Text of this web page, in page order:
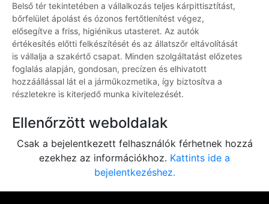
Belső tér tekintetében a vállalkozás teljes kárpittisztítást,
bőrfelület ápolást és ózonos fertőtlenítést végez,
elősegítve a friss, higiénikus utasteret. Az autók
értékesítés előtti felkészítését és az állatszőr eltávolítását
is vállalja a szakértő csapat. Minden szolgáltatást előzetes
foglalás alapján, gondosan, precízen és elhivatott
hozzáállással lát el a járműkozmetika, így biztosítva a
részletekre is kiterjedő munka kivitelezését.
Ellenőrzött weboldalak
Csak a bejelentkezett felhasználók férhetnek hozzá
ezekhez az információkhoz. Kattints ide a
bejelentkezéshez.